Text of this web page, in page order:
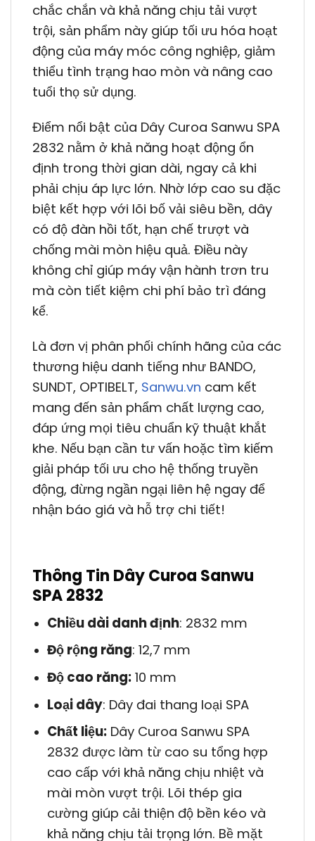
chắc chắn và khả năng chịu tải vượt
trội, sản phẩm này giúp tối ưu hóa hoạt
động của máy móc công nghiệp, giảm
thiểu tình trạng hao mòn và nâng cao
tuổi thọ sử dụng.
Điểm nổi bật của Dây Curoa Sanwu SPA
2832 nằm ở khả năng hoạt động ổn
định trong thời gian dài, ngay cả khi
phải chịu áp lực lớn. Nhờ lớp cao su đặc
biệt kết hợp với lõi bố vải siêu bền, dây
có độ đàn hồi tốt, hạn chế trượt và
chống mài mòn hiệu quả. Điều này
không chỉ giúp máy vận hành trơn tru
mà còn tiết kiệm chi phí bảo trì đáng
kể.
Là đơn vị phân phối chính hãng của các
thương hiệu danh tiếng như BANDO,
SUNDT, OPTIBELT, Sanwu.vn cam kết
mang đến sản phẩm chất lượng cao,
đáp ứng mọi tiêu chuẩn kỹ thuật khắt
khe. Nếu bạn cần tư vấn hoặc tìm kiếm
giải pháp tối ưu cho hệ thống truyền
động, đừng ngần ngại liên hệ ngay để
nhận báo giá và hỗ trợ chi tiết!
Thông Tin Dây Curoa Sanwu
SPA 2832
Chiều dài danh định: 2832 mm
Độ rộng răng: 12,7 mm
Độ cao răng:10 mm
Loại dây: Dây đai thang loại SPA
Chất liệu:Dây Curoa Sanwu SPA
2832 được làm từ cao su tổng hợp
cao cấp với khả năng chịu nhiệt và
mài mòn vượt trội. Lõi thép gia
cường giúp cải thiện độ bền kéo và
khả năng chịu tải trọng lớn. Bề mặt